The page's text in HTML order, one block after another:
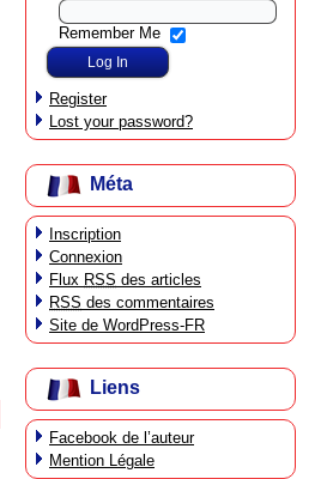
Remember Me
Register
Lost your password?
Méta
Inscription
Connexion
Flux RSS des articles
RSS des commentaires
Site de WordPress-FR
Liens
Facebook de l’auteur
Mention Légale